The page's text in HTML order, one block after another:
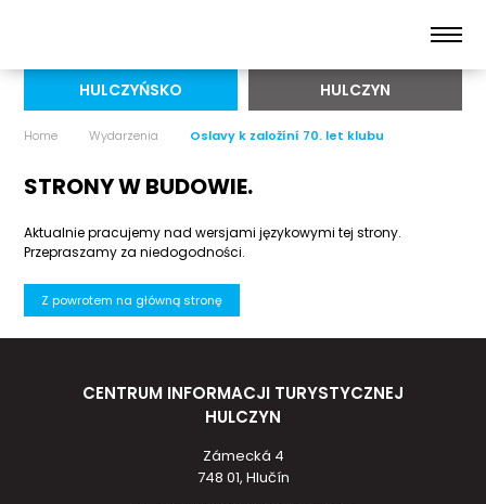
HULCZYŃSKO HULCZYN
Home Wydarzenia Oslavy k založíní 70. let klubu
STRONY W BUDOWIE.
Aktualnie pracujemy nad wersjami językowymi tej strony.
Przepraszamy za niedogodności.
Z powrotem na główną stronę
CENTRUM INFORMACJI TURYSTYCZNEJ
HULCZYN
Zámecká 4
748 01, Hlučín